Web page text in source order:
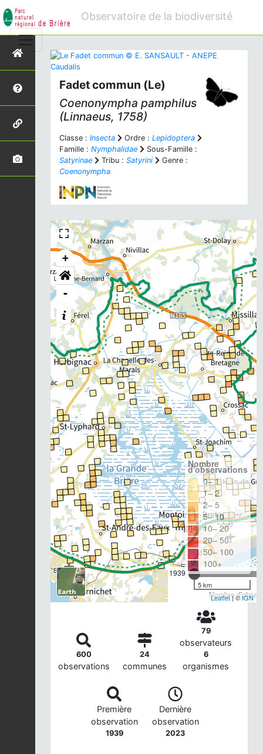
Observatoire de la biodiversité
Fadet commun (Le)
Coenonympha pamphilus
(Linnaeus, 1758)
Classe : Insecta Ordre : Lepidoptera
Famille : Nymphalidae
Sous-Famille :
Satyrinae
Tribu : Satyrini
Genre :
Coenonympha
+
-
1939
Nombre
Nombre
d'observations
0– 1
1– 2
2– 5
5– 10
10– 20
20– 50
50– 100
100+
5 km
Leaflet| ©IGN
600
observations
24
communes
79
observateurs
6
organismes
Première
observation
1939
Dernière
observation
2023